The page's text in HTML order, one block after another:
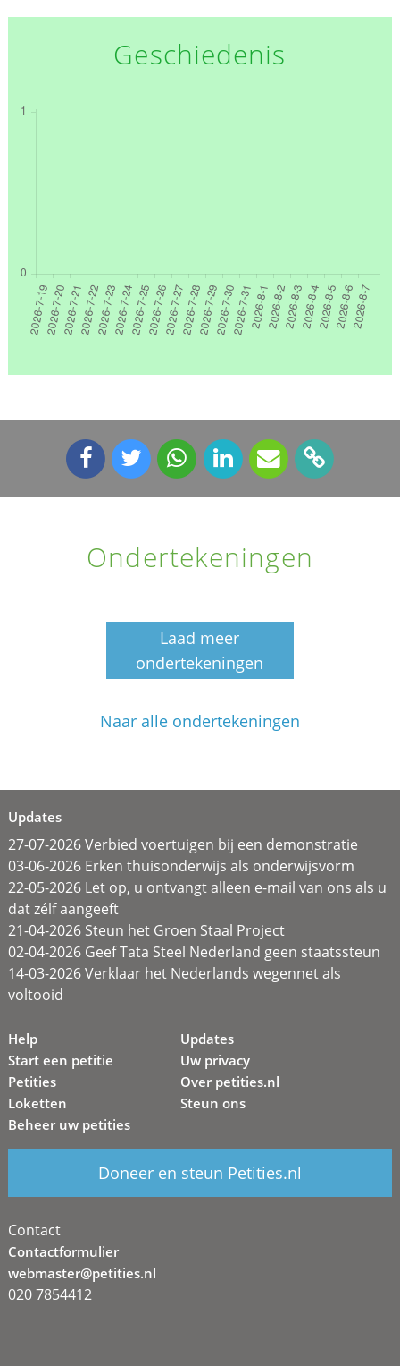
Geschiedenis
Ondertekeningen
Laad meer
ondertekeningen
Naar alle ondertekeningen
Updates
27-07-2026 Verbied voertuigen bij een demonstratie
03-06-2026 Erken thuisonderwijs als onderwijsvorm
22-05-2026 Let op, u ontvangt alleen e-mail van ons als u
dat zélf aangeeft
21-04-2026 Steun het Groen Staal Project
02-04-2026 Geef Tata Steel Nederland geen staatssteun
14-03-2026 Verklaar het Nederlands wegennet als
voltooid
Help
Start een petitie
Petities
Loketten
Beheer uw petities
Updates
Uw privacy
Over petities.nl
Steun ons
Doneer en steun Petities.nl
Contact
Contactformulier
webmaster@petities.nl
020 7854412